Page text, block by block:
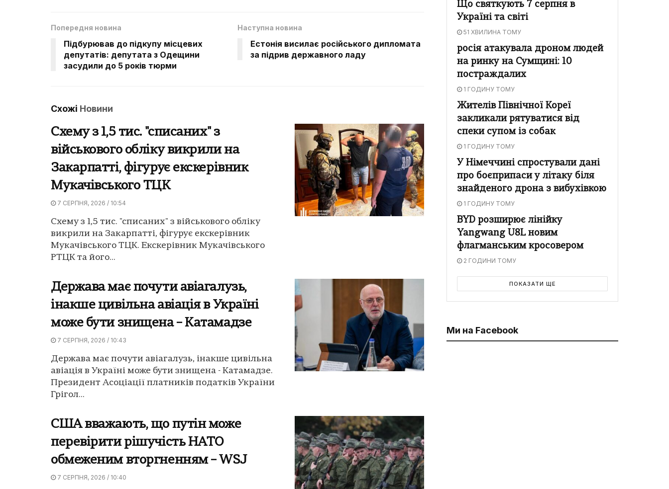
Попередня новина
Підбурював до підкупу місцевих
депутатів: депутата з Одещини
засудили до 5 років тюрми
Наступна новина
Естонія висилає російського дипломата
за підрив державного ладу
Схожі Новини
Схему з 1,5 тис. "списаних" з
військового обліку викрили на
Закарпатті, фігурує екскерівник
Мукачівського ТЦК
7 СЕРПНЯ, 2026 / 10:54
Схему з 1,5 тис. "списаних" з військового обліку
викрили на Закарпатті, фігурує екскерівник
Мукачівського ТЦК. Екскерівник Мукачівського
РТЦК та його...
Держава має почути авіагалузь,
інакше цивільна авіація в Україні
може бути знищена – Катамадзе
7 СЕРПНЯ, 2026 / 10:43
Держава має почути авіагалузь, інакше цивільна
авіація в Україні може бути знищена - Катамадзе.
Президент Асоціації платників податків України
Грігол...
США вважають, що путін може
перевірити рішучість НАТО
обмеженим вторгненням – WSJ
7 СЕРПНЯ, 2026 / 10:40
Що святкують 7 серпня в
Україні та світі
51 ХВИЛИНА ТОМУ
росія атакувала дроном людей
на ринку на Сумщині: 10
постраждалих
1 ГОДИНУ ТОМУ
Жителів Північної Кореї
закликали рятуватися від
спеки супом із собак
1 ГОДИНУ ТОМУ
У Німеччині спростували дані
про боєприпаси у літаку біля
знайденого дрона з вибухівкою
1 ГОДИНУ ТОМУ
BYD розширює лінійку
Yangwang U8L новим
флагманським кросовером
2 ГОДИНИ ТОМУ
ПОКАЗАТИ ЩЕ
Ми на Facebook